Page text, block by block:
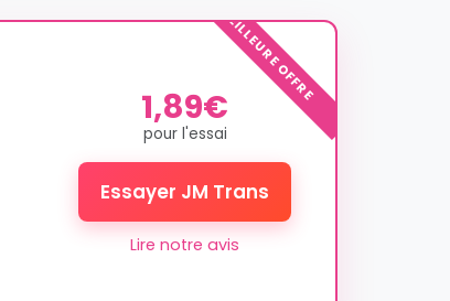
MEILLEURE OFFRE
1,89€
pour l'essai
Essayer JM Trans
Lire notre avis